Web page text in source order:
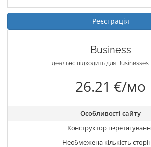
Реєстрація
Business
Ідеально підходить для Businesses
26.21 €/мо
Особливості сайту
Конструктор
Необмежена кількість